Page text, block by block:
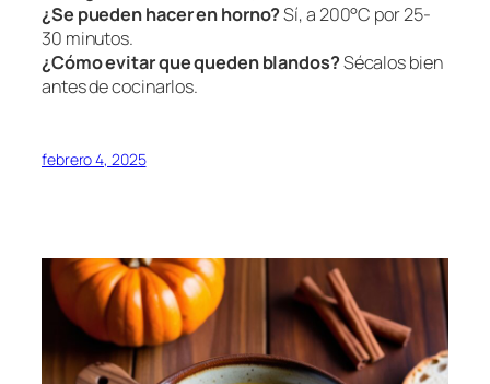
¿Se pueden hacer en horno?Sí, a 200°C por 25-
30 minutos.
¿Cómo evitar que queden blandos?Sécalos bien
antes de cocinarlos.
febrero 4, 2025